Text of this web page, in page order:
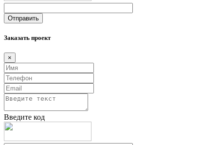
Заказать проект
×
Введите код